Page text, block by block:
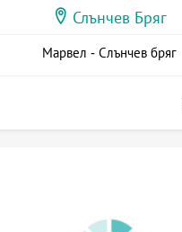
Слънчев Бряг
Марвел - Слънчев бряг